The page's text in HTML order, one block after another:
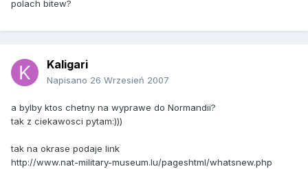
polach bitew?
Kaligari
Napisano 26 Wrzesień 2007
a bylby ktos chetny na wyprawe do Normandii?
tak z ciekawosci pytam:)))
tak na okrase podaje link
http://www.nat-military-museum.lu/pageshtml/whatsnew.php